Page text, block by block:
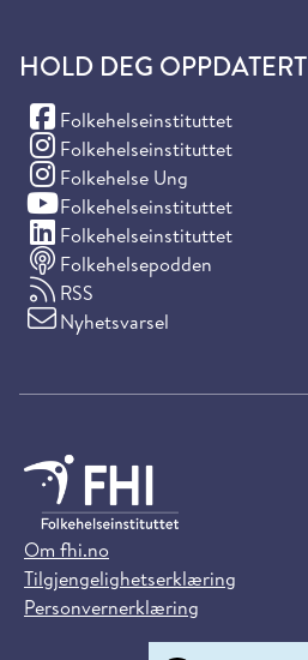
HOLD DEG OPPDATERT
Folkehelseinstituttet
(Facebook)
Folkehelseinstituttet
(Instagram)
Folkehelse Ung
(Instagram)
Folkehelseinstituttet
(YouTube)
Folkehelseinstituttet
(LinkedIn)
Folkehelsepodden
RSS
Nyhetsvarsel
Om fhi.no
Tilgjengelighetserklæring
Personvernerklæring